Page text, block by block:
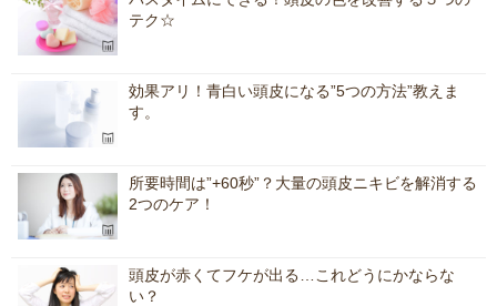
テク☆
効果アリ！青白い頭皮になる”5つの方法”教えま
す。
所要時間は”+60秒”？大量の頭皮ニキビを解消する
2つのケア！
頭皮が赤くてフケが出る…これどうにかならな
い？